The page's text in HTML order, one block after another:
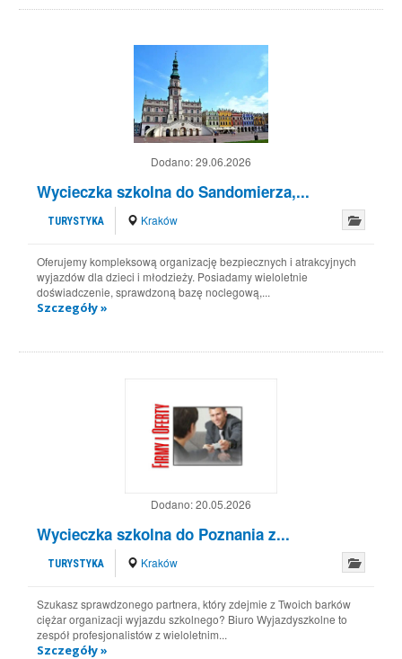
Dodano:29.06.2026
Wycieczka szkolna do Sandomierza,...
TURYSTYKA Kraków
Oferujemy kompleksową organizację bezpiecznych i atrakcyjnych
wyjazdów dla dzieci i młodzieży. Posiadamy wieloletnie
doświadczenie, sprawdzoną bazę noclegową,...
Szczegóły »
Dodano:20.05.2026
Wycieczka szkolna do Poznania z...
TURYSTYKA Kraków
Szukasz sprawdzonego partnera, który zdejmie z Twoich barków
ciężar organizacji wyjazdu szkolnego? Biuro Wyjazdyszkolne to
zespół profesjonalistów z wieloletnim...
Szczegóły »